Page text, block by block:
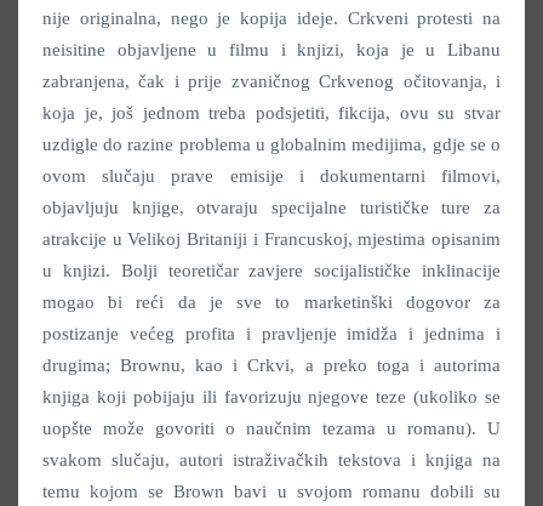
nije originalna, nego je kopija ideje. Crkveni protesti na
neisitine objavljene u filmu i knjizi, koja je u Libanu
zabranjena, čak i prije zvaničnog Crkvenog očitovanja, i
koja je, još jednom treba podsjetiti, fikcija, ovu su stvar
uzdigle do razine problema u globalnim medijima, gdje se o
ovom slučaju prave emisije i dokumentarni filmovi,
objavljuju knjige, otvaraju specijalne turističke ture za
atrakcije u Velikoj Britaniji i Francuskoj, mjestima opisanim
u knjizi. Bolji teoretičar zavjere socijalističke inklinacije
mogao bi reći da je sve to marketinški dogovor za
postizanje većeg profita i pravljenje imidža i jednima i
drugima; Brownu, kao i Crkvi, a preko toga i autorima
knjiga koji pobijaju ili favorizuju njegove teze (ukoliko se
uopšte može govoriti o naučnim tezama u romanu). U
svakom slučaju, autori istraživačkih tekstova i knjiga na
temu kojom se Brown bavi u svojom romanu dobili su